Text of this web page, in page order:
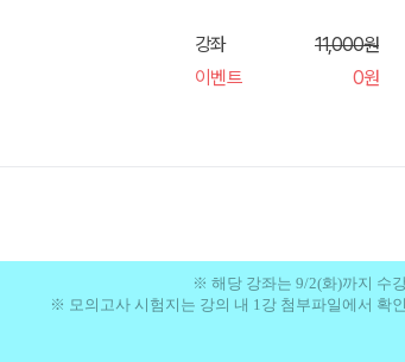
강좌
11,000원
이벤트
0원
※ 해당 강좌는 9/2(화)까지 수
※ 모의고사 시험지는 강의 내 1강 첨부파일에서 확